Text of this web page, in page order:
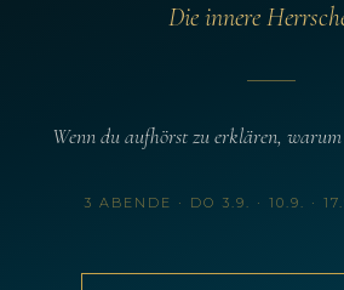
Die innere
Wenn du aufhörst zu erklären,
3 ABENDE · DO 3.9. · 10.9. ·